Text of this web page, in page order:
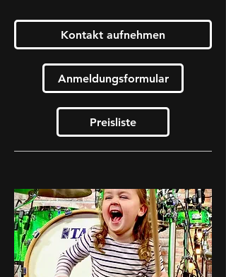
Kontakt aufnehmen
Anmeldungsformular
Preisliste